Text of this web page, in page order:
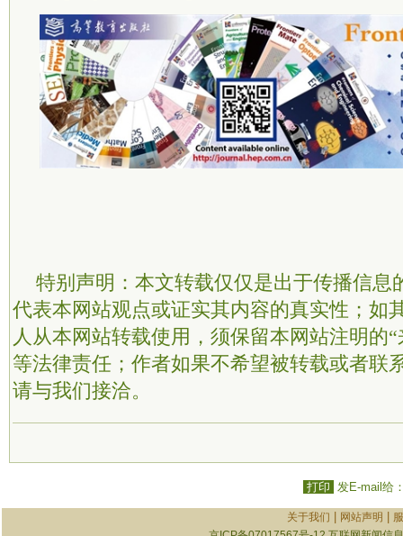
特别声明：本文转载仅仅是出于传播信息
代表本网站观点或证实其内容的真实性；如
人从本网站转载使用，须保留本网站注明的
等法律责任；作者如果不希望被转载或者联
请与我们接洽。
打印 发E-mail给
关于我们 网站声明